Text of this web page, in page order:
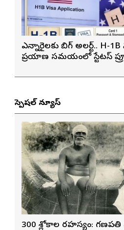
ఎన్నారైలకు బిగ్ అలర్ట్.. H-
ప్రయాణ సమయంలో స్టేటస్
స్పెషల్ న్యూస్
300 శ్లోకాల రహస్యం: